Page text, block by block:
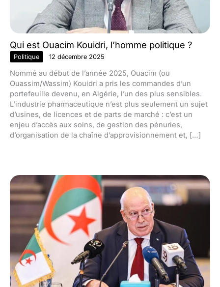
Qui est Ouacim Kouidri, l’homme politique ?
Politique 12 décembre 2025
Nommé au début de l’année 2025, Ouacim (ou
Ouassim/Wassim) Kouidri a pris les commandes d’un
portefeuille devenu, en Algérie, l’un des plus sensibles.
L’industrie pharmaceutique n’est plus seulement un sujet
d’usines, de licences et de parts de marché : c’est un
enjeu d’accès aux soins, de gestion des pénuries,
d’organisation de la chaîne d’approvisionnement et, […]